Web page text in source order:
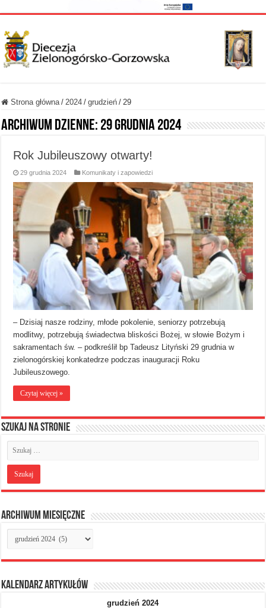
Strona główna / 2024 / grudzień / 29
Archiwum dzienne: 29 grudnia 2024
Rok Jubileuszowy otwarty!
29 grudnia 2024 Komunikaty i zapowiedzi
– Dzisiaj nasze rodziny, młode pokolenie, seniorzy potrzebują
modlitwy, potrzebują świadectwa bliskości Bożej, w słowie Bożym i
sakramentach św. – podkreślił bp Tadeusz Lityński 29 grudnia w
zielonogórskiej konkatedrze podczas inauguracji Roku
Jubileuszowego.
Czytaj więcej »
Szukaj na stronie
Archiwum miesięczne
Archiwum
miesięczne
Kalendarz artykułów
grudzień 2024